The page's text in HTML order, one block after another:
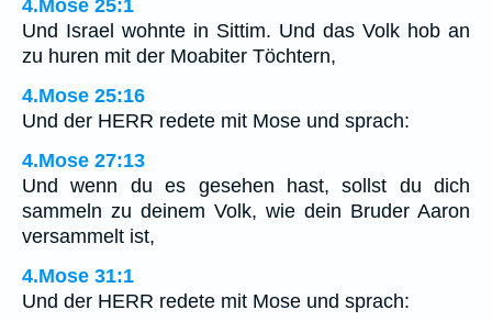
4.Mose 25:1
Und Israel wohnte in Sittim. Und das Volk hob an
zu huren mit der Moabiter Töchtern,
4.Mose 25:16
Und der HERR redete mit Mose und sprach:
4.Mose 27:13
Und wenn du es gesehen hast, sollst du dich
sammeln zu deinem Volk, wie dein Bruder Aaron
versammelt ist,
4.Mose 31:1
Und der HERR redete mit Mose und sprach: